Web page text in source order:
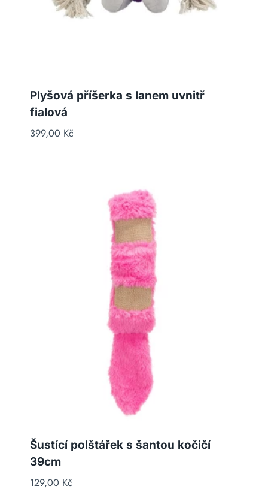
Plyšová příšerka s lanem uvnitř
fialová
399,00 Kč
Šustící polštářek s šantou kočičí
39cm
129,00 Kč